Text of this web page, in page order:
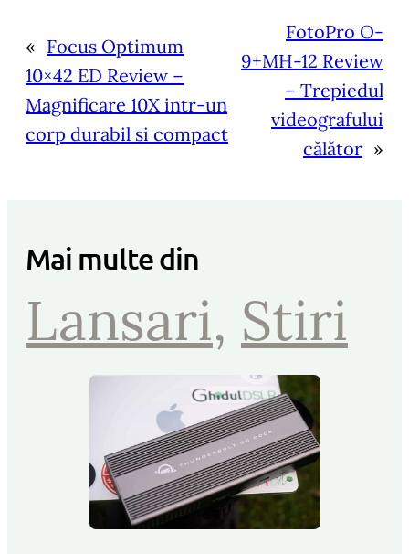
« Focus Optimum
10×42 ED Review –
Magnificare 10X intr-un
corp durabil si compact
FotoPro O-
9+MH-12 Review
– Trepiedul
videografului
călător »
Mai multe din
Lansari, Stiri